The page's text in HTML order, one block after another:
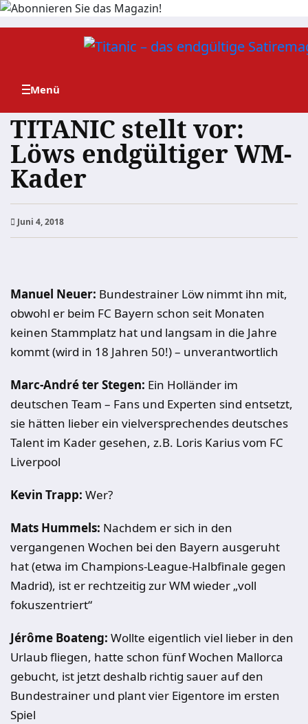
Zum
TITANIC stellt vor:
Löws endgültiger WM-
Kader
Juni 4, 2018
Manuel Neuer: Bundestrainer Löw nimmt ihn mit,
obwohl er beim FC Bayern schon seit Monaten
keinen Stammplatz hat und langsam in die Jahre
kommt (wird in 18 Jahren 50!) – unverantwortlich
Marc-André ter Stegen: Ein Holländer im
deutschen Team – Fans und Experten sind entsetzt,
sie hätten lieber ein vielversprechendes deutsches
Talent im Kader gesehen, z.B. Loris Karius vom FC
Liverpool
Kevin Trapp: Wer?
Mats Hummels: Nachdem er sich in den
vergangenen Wochen bei den Bayern ausgeruht
hat (etwa im Champions-League-Halbfinale gegen
Madrid), ist er rechtzeitig zur WM wieder „voll
fokuszentriert“
Jérôme Boateng: Wollte eigentlich viel lieber in den
Urlaub fliegen, hatte schon fünf Wochen Mallorca
gebucht, ist jetzt deshalb richtig sauer auf den
Bundestrainer und plant vier Eigentore im ersten
Spiel